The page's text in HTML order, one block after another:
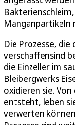
Manganpartikeln
Die Prozesse, die
verschaffensind
die Einzeller im
Bleibergwerks
oxidieren sie.
entsteht, leben
verwerten